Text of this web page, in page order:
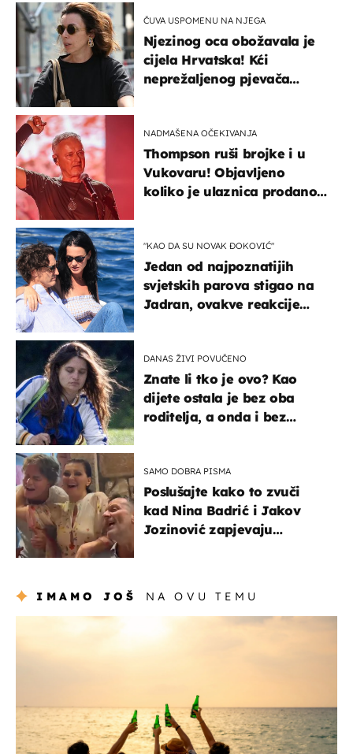
ČUVA USPOMENU NA NJEGA
Njezinog oca obožavala je
cijela Hrvatska! Kći
neprežaljenog pjevača
NADMAŠENA OČEKIVANJA
Thompson ruši brojke i u
Vukovaru! Objavljeno
koliko je ulaznica prodano
"KAO DA SU NOVAK ĐOKOVIĆ"
Jedan od najpoznatijih
svjetskih parova stigao na
Jadran, ovakve reakcije
DANAS ŽIVI POVUČENO
Znate li tko je ovo? Kao
dijete ostala je bez oba
roditelja, a onda i bez
SAMO DOBRA PISMA
Poslušajte kako to zvuči
kad Nina Badrić i Jakov
Jozinović zapjevaju
IMAMO JOŠ NA OVU TEMU